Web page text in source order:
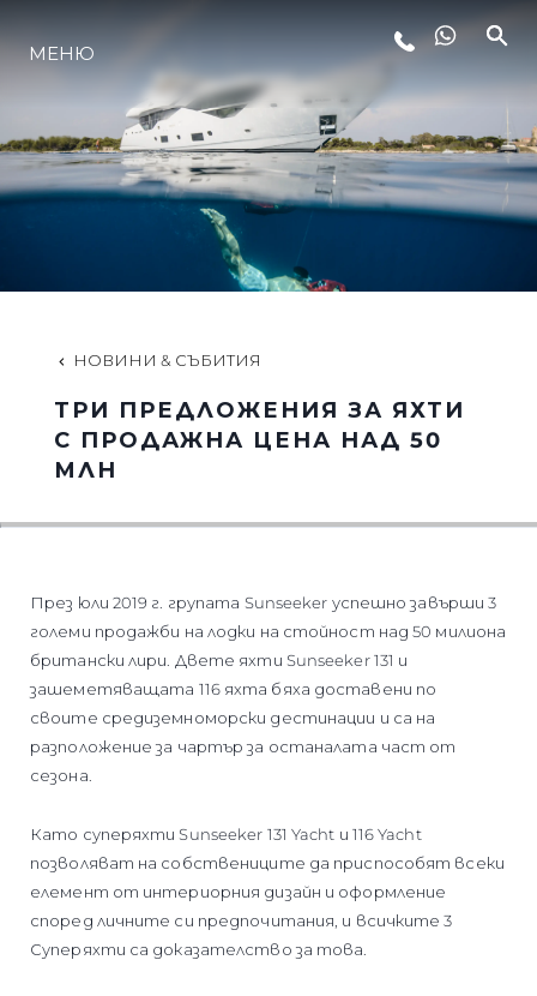
ЛАЙФСТАЙЛ
ИНОВАЦИЯ
КОМПАНИЯТА
ЕКИПЪТ
НАСЛЕДСТВО
ОЦЕНЕТЕ ВАШАТА ЯХТА
МЕНЮ
НОВИНИ & СЪБИТИЯ
ТРИ ПРЕДЛОЖЕНИЯ ЗА ЯХТИ
С ПРОДАЖНА ЦЕНА НАД 50
МЛН
През юли 2019 г. групата Sunseeker успешно завърши 3
големи продажби на лодки на стойност над 50 милиона
британски лири. Двете яхти Sunseeker 131 и
зашеметяващата 116 яхта бяха доставени по
своите средиземноморски дестинации и са на
разположение за чартър за останалата част от
сезона.
Като суперяхти Sunseeker 131 Yacht и 116 Yacht
позволяват на собствениците да приспособят всеки
елемент от интериорния дизайн и оформление
според личните си предпочитания, и всичките 3
Суперяхти са доказателство за това.